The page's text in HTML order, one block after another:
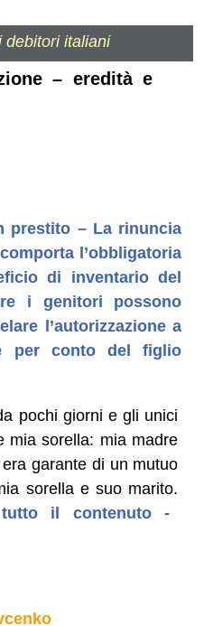
debitori italiani
– eredità e
prestito – La rinuncia
l’obbligatoria
di inventario del
i genitori possono
l’autorizzazione a
per conto del figlio
pochi giorni e gli unici
mia sorella: mia madre
garante di un mutuo
sorella e suo marito.
il contenuto -